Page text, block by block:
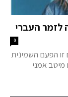
0
זו הפעם השמינית
מיטב אמני